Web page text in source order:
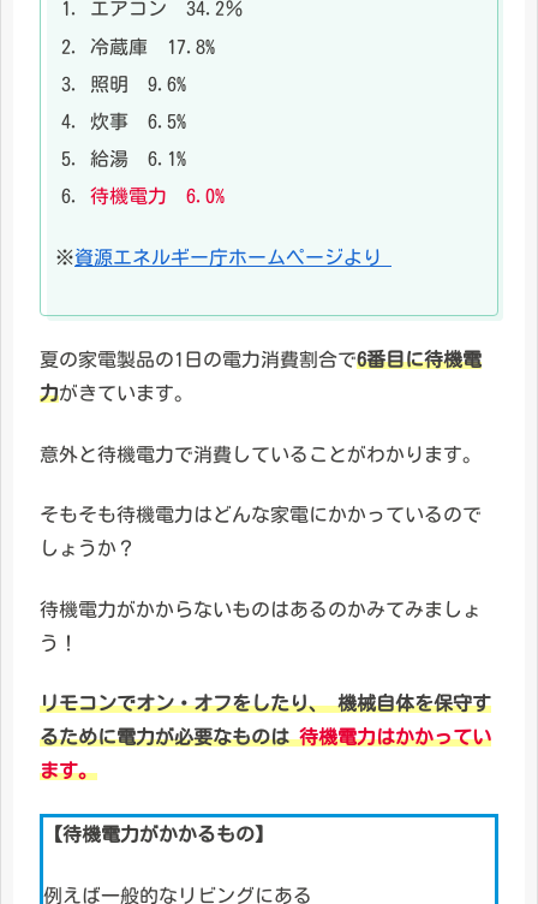
エアコン 34.2％
冷蔵庫 17.8%
照明 9.6%
炊事 6.5%
給湯 6.1%
待機電力 6.0%
※資源エネルギー庁ホームページより
夏の家電製品の1日の電力消費割合で6番目に待機電
力がきています。
意外と待機電力で消費していることがわかります。
そもそも待機電力はどんな家電にかかっているので
しょうか？
待機電力がかからないものはあるのかみてみましょ
う！
リモコンでオン・オフをしたり、 機械自体を保守す
るために電力が必要なものは待機電力はかかってい
ます。
【待機電力がかかるもの】
例えば一般的なリビングにある